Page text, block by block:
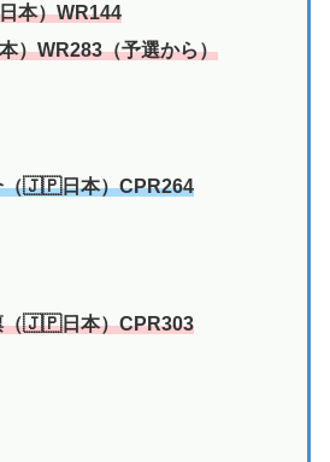
本）WR144
）WR283（予選から）
（🇯🇵日本）CPR264
（🇯🇵日本）CPR303